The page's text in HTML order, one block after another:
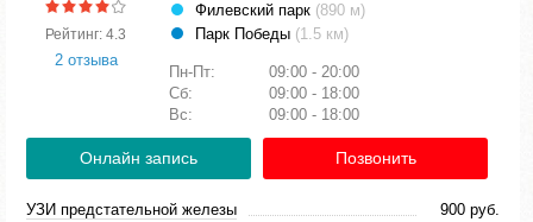
Рейтинг: 4.3
2 отзыва
Филевский парк (890 м)
Парк Победы (1.5 км)
Пн-Пт:
09:00 - 20:00
Сб:
09:00 - 18:00
Вс:
09:00 - 18:00
Онлайн запись Позвонить
УЗИ предстательной железы 900 руб.